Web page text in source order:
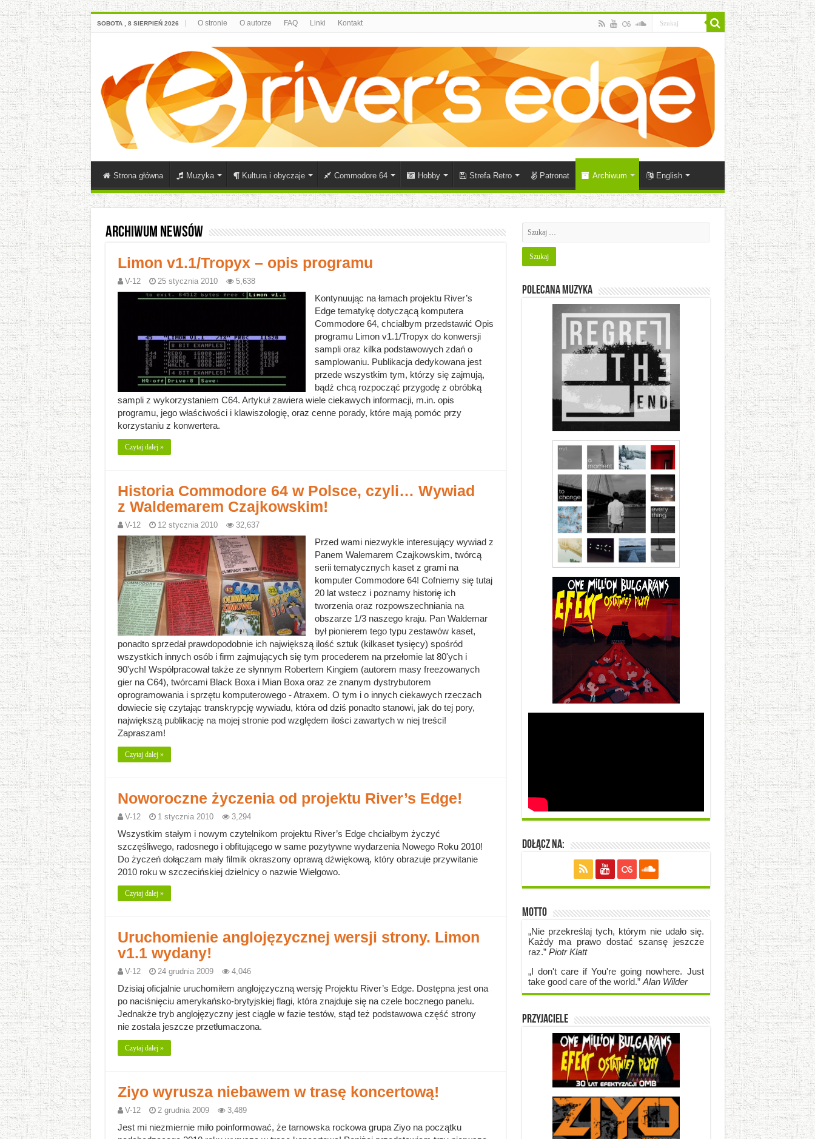
SOBOTA , 8 SIERPIEŃ 2026 O stronie O autorze FAQ Linki Kontakt
Strona główna Muzyka Kultura i obyczaje Commodore 64 Hobby Strefa Retro Patronat Archiwum English
Archiwum newsów
Limon v1.1/Tropyx – opis programu
V-12 25 stycznia 2010 5,638
Kontynuując na łamach projektu River’s
Edge tematykę dotyczącą komputera
Commodore 64, chciałbym przedstawić Opis
programu Limon v1.1/Tropyx do konwersji
sampli oraz kilka podstawowych zdań o
samplowaniu. Publikacja dedykowana jest
przede wszystkim tym, którzy się zajmują,
bądź chcą rozpocząć przygodę z obróbką
sampli z wykorzystaniem C64. Artykuł zawiera wiele ciekawych informacji, m.in. opis
programu, jego właściwości i klawiszologię, oraz cenne porady, które mają pomóc przy
korzystaniu z konwertera.
Czytaj dalej »
Historia Commodore 64 w Polsce, czyli… Wywiad
z Waldemarem Czajkowskim!
V-12 12 stycznia 2010 32,637
Przed wami niezwykle interesujący wywiad z
Panem Walemarem Czajkowskim, twórcą
serii tematycznych kaset z grami na
komputer Commodore 64! Cofniemy się tutaj
20 lat wstecz i poznamy historię ich
tworzenia oraz rozpowszechniania na
obszarze 1/3 naszego kraju. Pan Waldemar
był pionierem tego typu zestawów kaset,
ponadto sprzedał prawdopodobnie ich największą ilość sztuk (kilkaset tysięcy) spośród
wszystkich innych osób i firm zajmujących się tym procederem na przełomie lat 80'ych i
90'ych! Współpracował także ze słynnym Robertem Kingiem (autorem masy freezowanych
gier na C64), twórcami Black Boxa i Mian Boxa oraz ze znanym dystrybutorem
oprogramowania i sprzętu komputerowego - Atraxem. O tym i o innych ciekawych rzeczach
dowiecie się czytając transkrypcję wywiadu, która od dziś ponadto stanowi, jak do tej pory,
największą publikację na mojej stronie pod względem ilości zawartych w niej treści!
Zapraszam!
Czytaj dalej »
Noworoczne życzenia od projektu River’s Edge!
V-12 1 stycznia 2010 3,294
Wszystkim stałym i nowym czytelnikom projektu River’s Edge chciałbym życzyć
szczęśliwego, radosnego i obfitującego w same pozytywne wydarzenia Nowego Roku 2010!
Do życzeń dołączam mały filmik okraszony oprawą dźwiękową, który obrazuje przywitanie
2010 roku w szczecińskiej dzielnicy o nazwie Wielgowo.
Czytaj dalej »
Uruchomienie anglojęzycznej wersji strony. Limon
v1.1 wydany!
V-12 24 grudnia 2009 4,046
Dzisiaj oficjalnie uruchomiłem anglojęzyczną wersję Projektu River’s Edge. Dostępna jest ona
po naciśnięciu amerykańsko-brytyjskiej flagi, która znajduje się na czele bocznego panelu.
Jednakże tryb anglojęzyczny jest ciągle w fazie testów, stąd też podstawowa część strony
nie została jeszcze przetłumaczona.
Czytaj dalej »
Ziyo wyrusza niebawem w trasę koncertową!
V-12 2 grudnia 2009 3,489
Jest mi niezmiernie miło poinformować, że tarnowska rockowa grupa Ziyo na początku
Polecana muzyka
Dołącz na:
Motto
„Nie przekreślaj tych, którym nie udało się.
Każdy ma prawo dostać szansę jeszcze
raz.” Piotr Klatt
„I don't care if You're going nowhere. Just
take good care of the world.” Alan Wilder
Przyjaciele